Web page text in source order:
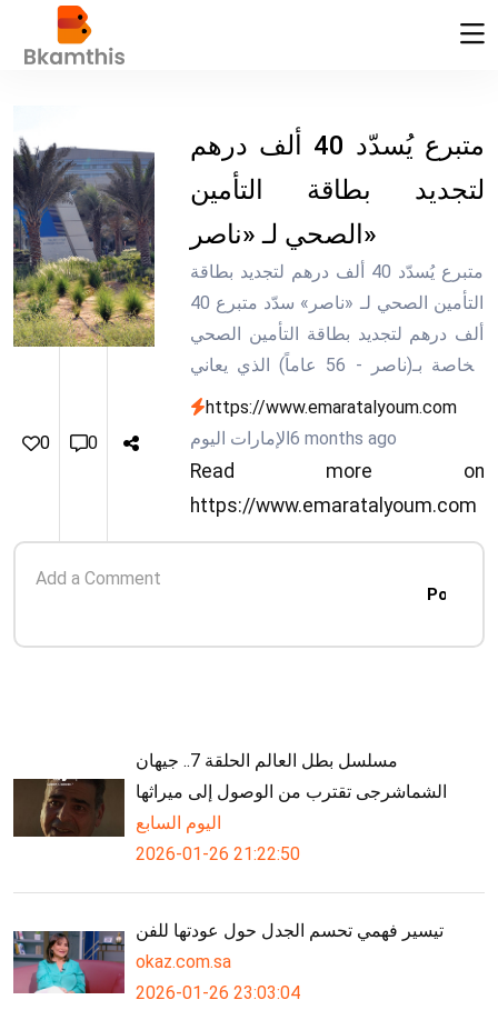
0 0
متبرع يُسدّد 40 ألف درهم
لتجديد بطاقة التأمين
الصحي لـ «ناصر»
متبرع يُسدّد 40 ألف درهم لتجديد بطاقة
التأمين الصحي لـ «ناصر» سدّد متبرع 40
ألف درهم لتجديد بطاقة التأمين الصحي
الخاصة بـ(ناصر - 56 عاماً) الذي يعاني
فشلاً كلوياً مزمناً، إلى جانب مرض
السكري، ويحتاج إلى متابعة جلسات
الغسيل الكلوي والحصول على الأدوية
التأمين الصحي تمنعه الحصول على
https://www.emaratalyoum.com
الإمارات اليوم6 months ago
Read more on
https://www.emaratalyoum.com
Post
مسلسل بطل العالم الحلقة 7.. جيهان
الشماشرجى تقترب من الوصول إلى ميراثها
اليوم السابع
2026-01-26 21:22:50
تيسير فهمي تحسم الجدل حول عودتها للفن
okaz.com.sa
2026-01-26 23:03:04